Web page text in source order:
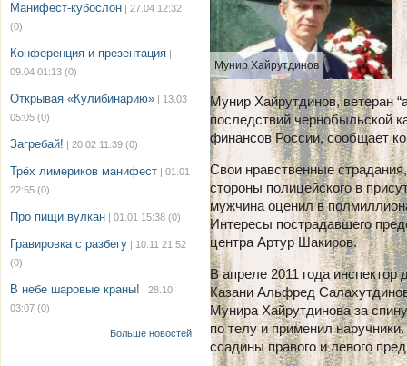
Манифест-кубослон | 27.04 12:32
(0)
Конференция и презентация |
09.04 01:13 (0)
Открывая «Кулибинарию» | 13.03
05:05 (0)
Загребай! | 20.02 11:39 (0)
Трёх лимериков манифест | 01.01
22:55 (0)
Про пищи вулкан | 01.01 15:38 (0)
Гравировка с разбегу | 10.11 21:52
(0)
В небе шаровые краны! | 28.10
03:07 (0)
Больше новостей
Мунир Хайрутдинов
Мунир Хайрутдинов, ветеран
последствий чернобыльской
финансов России, сообщает
Свои нравственные
стороны полицейского в
мужчина оценил в
Интересы пострадавшего
центра Артур Шакиров.
В апреле 2011 года инспектор
Казани Альфред
Мунира Хайрутдинова за
по телу и применил
ссадины правого и левого